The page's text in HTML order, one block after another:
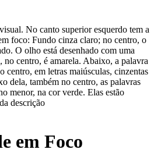
em Foco